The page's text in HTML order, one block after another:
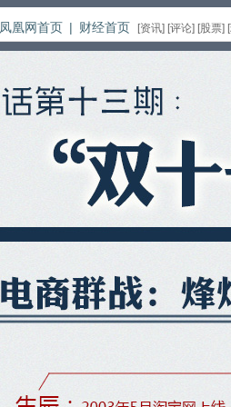
凤凰网首页 | 财经首页 [资讯] [评论] [股票] [